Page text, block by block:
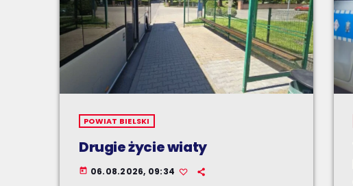
POWIAT BIELSKI
Drugie życie wiaty
today 06.08.2026, 09:34